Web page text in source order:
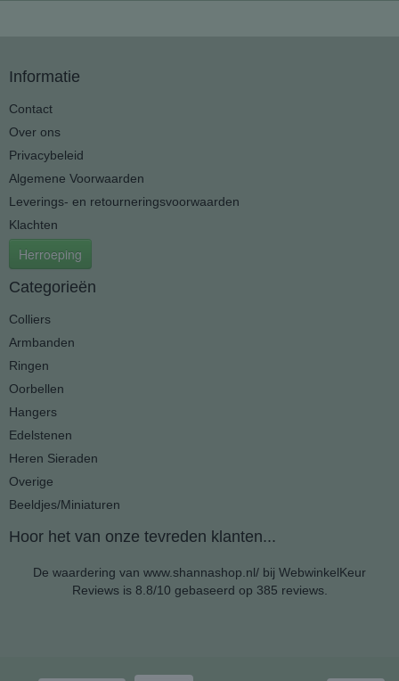
Informatie
Contact
Over ons
Privacybeleid
Algemene Voorwaarden
Leverings- en retourneringsvoorwaarden
Klachten
Herroeping
Categorieën
Colliers
Armbanden
Ringen
Oorbellen
Hangers
Edelstenen
Heren Sieraden
Overige
Beeldjes/Miniaturen
Hoor het van onze tevreden klanten...
De waardering van www.shannashop.nl/ bij WebwinkelKeur
Reviewsis 8.8/10 gebaseerd op 385 reviews.